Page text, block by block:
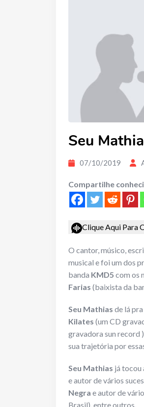
Seu
07/10/2019
Compartilhe
Clique Aqui Para
O cantor, músico,
musical e foi um dos
banda KMD5 com os
Farias (baixista da
Seu Mathias de lá
Kilates (um CD
gravadora sun record
sua trajetória por
Seu Mathias já tocou
e autor de vários
Negra e autor de
Brasil), entre outros.